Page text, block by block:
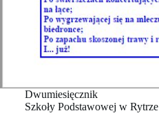
Dwumiesięcznik
Szkoły Podstawowej w Rytrze